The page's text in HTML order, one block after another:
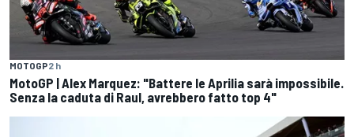
MOTOGP2 h
MotoGP | Alex Marquez: "Battere le Aprilia sarà impossibile.
Senza la caduta di Raul, avrebbero fatto top 4"